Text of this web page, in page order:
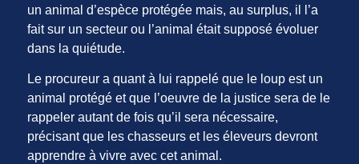
un animal d’espèce protégée mais, au surplus, il l’a
fait sur un secteur ou l’animal était supposé évoluer
dans la quiétude.
Le procureur a quant à lui rappelé que le loup est un
animal protégé et que l’oeuvre de la justice sera de le
rappeler autant de fois qu’il sera nécessaire,
précisant que les chasseurs et les éleveurs devront
apprendre à vivre avec cet animal.